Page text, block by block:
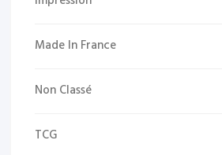
Made In France
Non Classé
TCG